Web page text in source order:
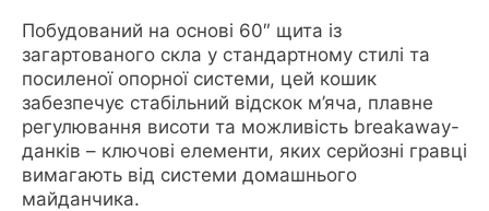
Побудований на основі 60″ щита із
загартованого скла у стандартному стилі та
посиленої опорної системи, цей кошик
забезпечує стабільний відскок м’яча, плавне
регулювання висоти та можливість breakaway-
данків – ключові елементи, яких серйозні гравці
вимагають від системи домашнього
майданчика.